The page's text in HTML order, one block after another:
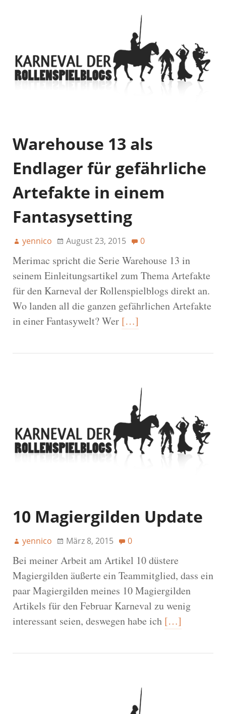
Warehouse 13 als
Endlager für gefährliche
Artefakte in einem
Fantasysetting
yennico August 23, 2015 0
Merimac spricht die Serie Warehouse 13 in
seinem Einleitungsartikel zum Thema Artefakte
für den Karneval der Rollenspielblogs direkt an.
Wo landen all die ganzen gefährlichen Artefakte
in einer Fantasywelt? Wer […]
10 Magiergilden Update
yennico März 8, 2015 0
Bei meiner Arbeit am Artikel 10 düstere
Magiergilden äußerte ein Teammitglied, dass ein
paar Magiergilden meines 10 Magiergilden
Artikels für den Februar Karneval zu wenig
interessant seien, deswegen habe ich […]